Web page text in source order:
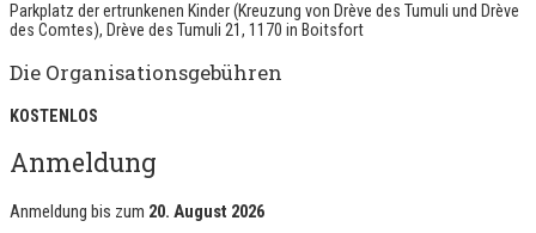
Parkplatz der ertrunkenen Kinder (Kreuzung von Drève des Tumuli und Drève
des Comtes), Drève des Tumuli 21, 1170 in Boitsfort
Die Organisationsgebühren
KOSTENLOS
Anmeldung
Anmeldung bis zum 20. August 2026